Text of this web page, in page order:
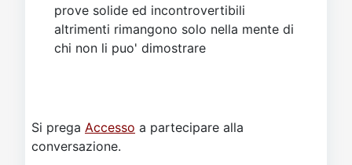
prove solide ed incontrovertibili
altrimenti rimangono solo nella mente di
chi non li puo' dimostrare
Si prega Accesso a partecipare alla
conversazione.